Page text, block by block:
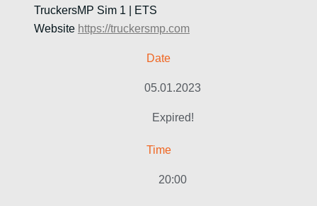
TruckersMP Sim 1 | ETS
Website https://truckersmp.com
Date
05.01.2023
Expired!
Time
20:00